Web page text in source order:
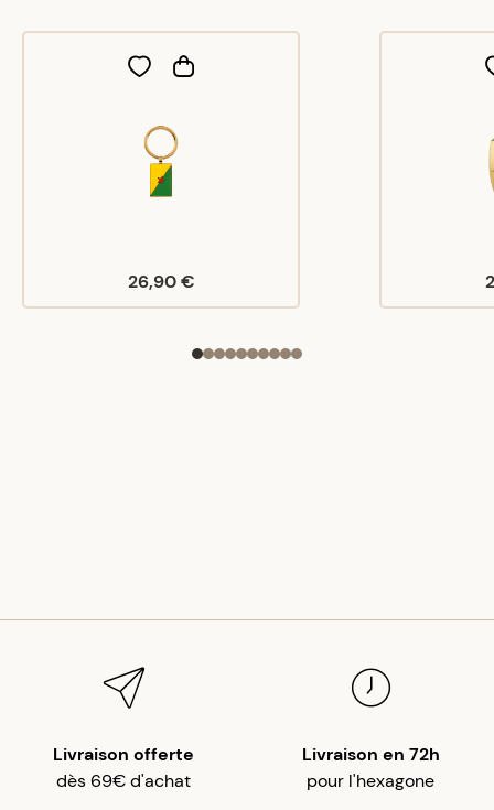
26,90 €
Livraison offerte
dès 69€ d'achat
Livraison en 72h
pour l'hexagone